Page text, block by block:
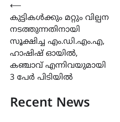
Post
navigation
⟵
കുട്ടികൾക്കും മറ്റും വില്പന
നടത്തുന്നതിനായി
സൂക്ഷിച്ച എം.ഡി.എം.എ,
ഹാഷിഷ് ഓയിൽ,
കഞ്ചാവ് എന്നിവയുമായി
3 പേർ പിടിയിൽ
Recent News